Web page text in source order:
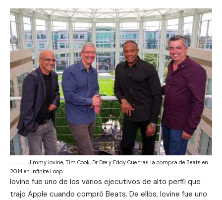
Jimmy Iovine, Tim Cook, Dr Dre y Eddy Cue tras la compra de Beats en
2014 en Infinite Loop
Iovine fue uno de los varios ejecutivos de alto perfil que
trajo Apple cuando compró Beats. De ellos, Iovine fue uno